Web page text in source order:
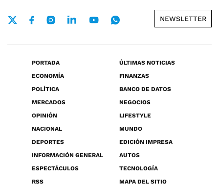
NEWSLETTER
PORTADA
ÚLTIMAS NOTICIAS
ECONOMÍA
FINANZAS
POLÍTICA
BANCO DE DATOS
MERCADOS
NEGOCIOS
OPINIÓN
LIFESTYLE
NACIONAL
MUNDO
DEPORTES
EDICIÓN IMPRESA
INFORMACIÓN GENERAL
AUTOS
ESPECTÁCULOS
TECNOLOGÍA
RSS
MAPA DEL SITIO